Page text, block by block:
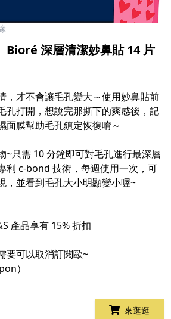
Bioré 深層清潔妙鼻貼 14 片
，才不會讓毛孔變大～使用妙鼻貼前
孔打開，想說完那撕下的爽感後，記
面膜幫助毛孔鎮定恢復唷～
~只需 10 分鐘即可對毛孔進行最深層
利 c-bond 技術，每週使用一次，可
，並看到毛孔大小明顯變小喔~
產品享有 15% 折扣​
要可以取消訂閱歐~​
）
來逛逛